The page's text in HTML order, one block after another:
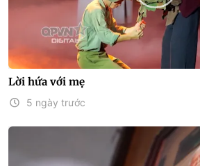
Lời hứa với mẹ
5 ngày trước